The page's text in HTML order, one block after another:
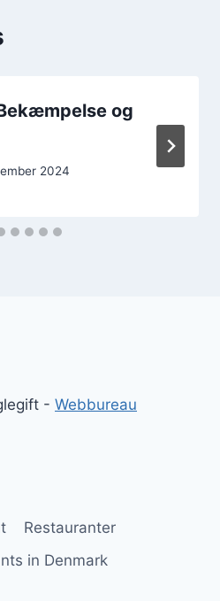
og
2024
- Webbureau
Restauranter
in Denmark